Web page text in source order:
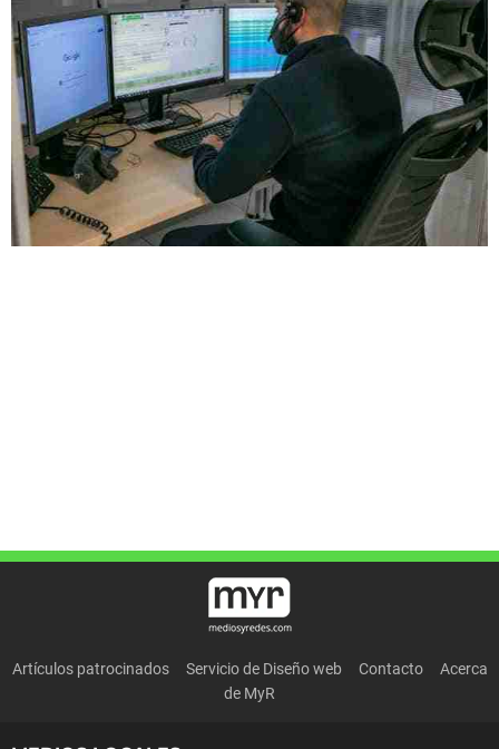
Artículos patrocinados Servicio de Diseño web Contacto
Acerca
de MyR